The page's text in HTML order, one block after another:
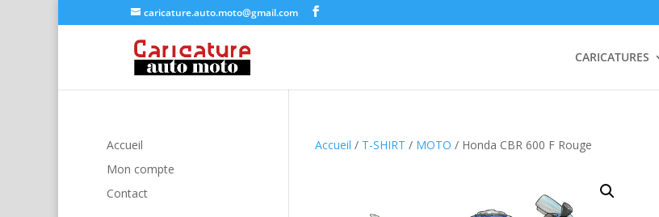
caricature.auto.moto@gmail.com
CARICATURES
Accueil / T-SHIRT / MOTO / Honda CBR 600 F Rouge
Accueil
Mon compte
Contact